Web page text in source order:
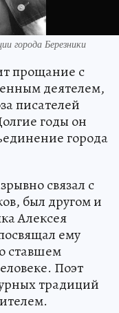
города Березники
прощание с
деятелем,
писателей
годы он
города
связал с
был другом и
Алексея
ему
ставшем
Поэт
традиций